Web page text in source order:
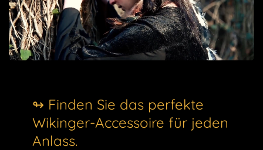
↬ Finden Sie das perfekte
Wikinger-Accessoire für jeden
Anlass.